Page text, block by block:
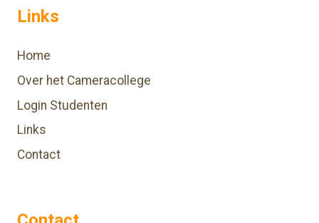
Links
Home
Over het Cameracollege
Login Studenten
Links
Contact